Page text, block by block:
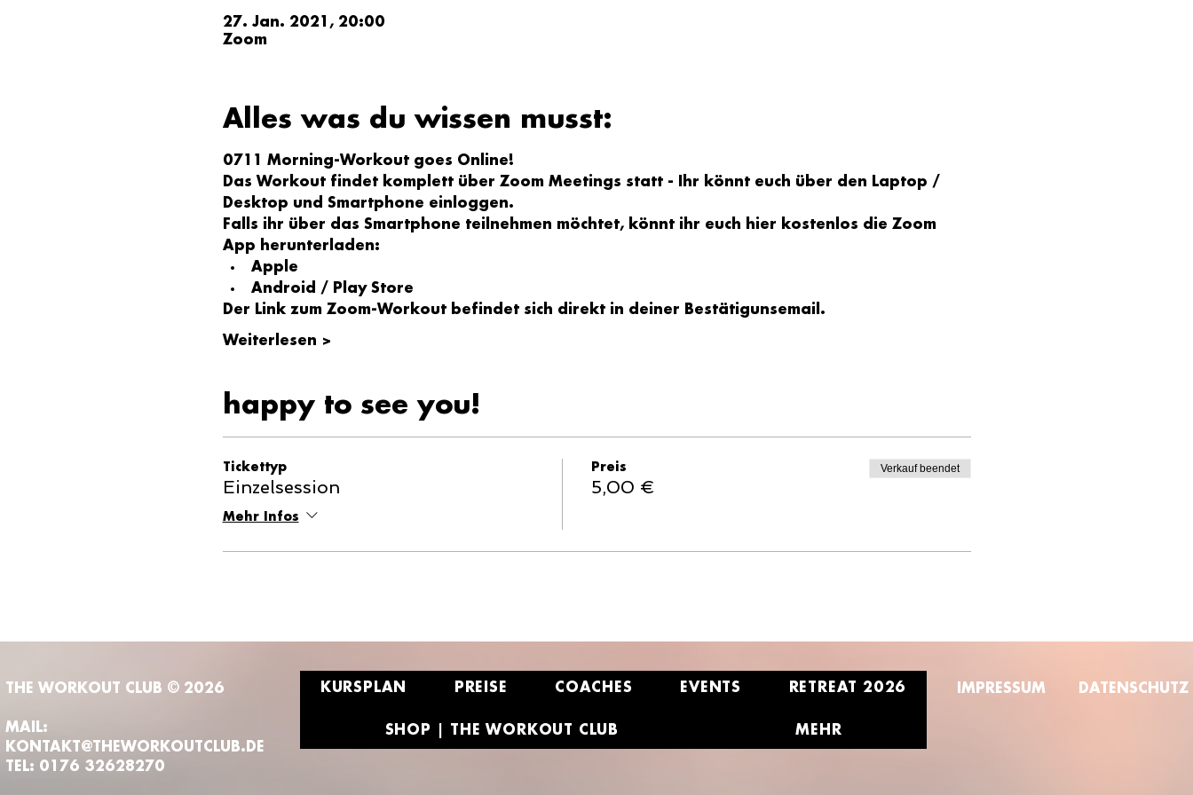
27. Jan. 2021, 20:00
Zoom
Alles was du wissen musst:
0711 Morning-Workout goes Online!
Das Workout findet komplett über Zoom Meetings statt - Ihr könnt euch über den Laptop /
Desktop und Smartphone einloggen.
Falls ihr über das Smartphone teilnehmen möchtet, könnt ihr euch hier kostenlos die Zoom
App herunterladen:
Apple
Android / Play Store
Der Link zum Zoom-Workout befindet sich direkt in deiner Bestätigunsemail .
Weiterlesen >
happy to see you!
Tickettyp
Einzelsession
Mehr Infos
Preis
5,00 €
Verkauf beendet
KURSPLAN PREISE COACHES EVENTS RETREAT 2026
SHOP | THE WORKOUT CLUB MEHR
THE WORKOUT CLUB © 2026
MAIL:
KONTAKT@THEWORKOUTCLUB.DE
TEL: 0176 32628270
IMPRESSUM DATENSCHUTZ